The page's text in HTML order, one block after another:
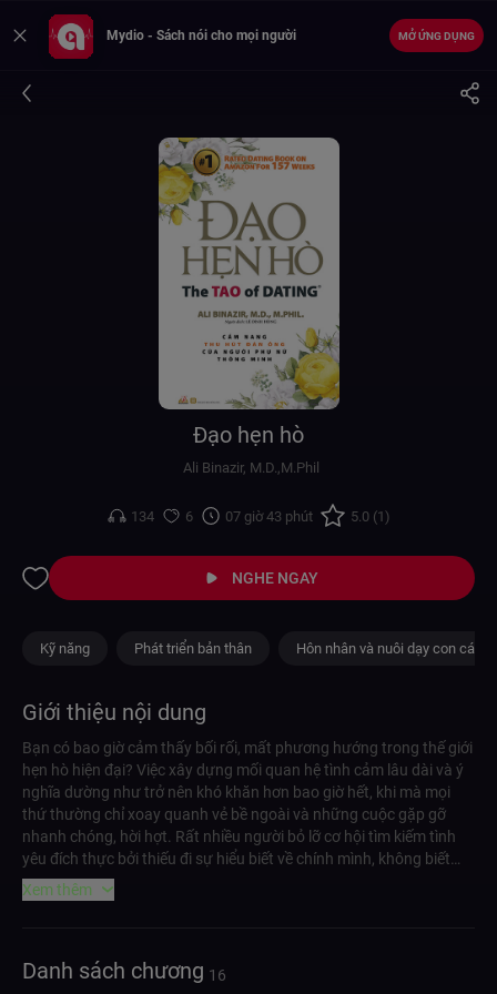
Mydio - Sách nói cho mọi người MỞ ỨNG DỤNG
Đạo hẹn hò
Ali Binazir, M.D.,M.Phil
134 6 07 giờ 43 phút 5.0 (1)
NGHE NGAY
Kỹ năng Phát triển bản thân Hôn nhân và nuôi dạy con cái
Giới thiệu nội dung
Bạn có bao giờ cảm thấy bối rối, mất phương hướng trong thế giới
hẹn hò hiện đại? Việc xây dựng mối quan hệ tình cảm lâu dài và ý
nghĩa dường như trở nên khó khăn hơn bao giờ hết, khi mà mọi
thứ thường chỉ xoay quanh vẻ bề ngoài và những cuộc gặp gỡ
nhanh chóng, hời hợt. Rất nhiều người bỏ lỡ cơ hội tìm kiếm tình
yêu đích thực bởi thiếu đi sự hiểu biết về chính mình, không biết
cách giao tiếp chân thành và tạo dựng niềm tin trong mối quan
hệ. Điều này dẫn đến những mối quan hệ dễ dàng đổ vỡ, khiến bạn
nghệ thuật hẹn hò từ gốc rễ: phát triển bản thân, xây dựng sự tự
Xem thêm
Danh sách chương 16